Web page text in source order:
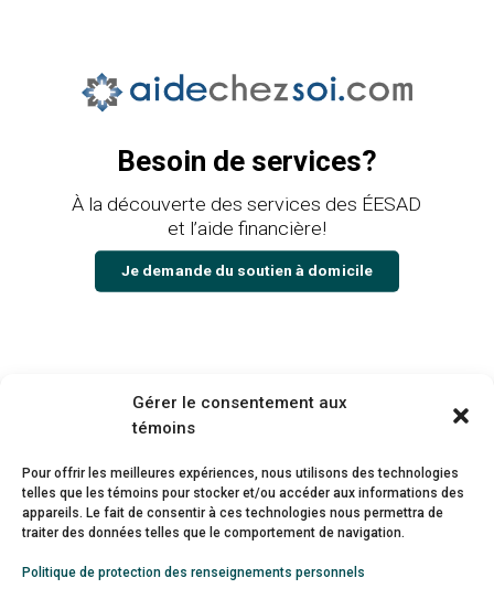
Gérer le consentement aux
témoins
Pour offrir les meilleures expériences, nous utilisons des technologies
telles que les témoins pour stocker et/ou accéder aux informations des
appareils. Le fait de consentir à ces technologies nous permettra de
traiter des données telles que le comportement de navigation.
Politique de protection des renseignements personnels
Besoin de services?
À la découverte des services des ÉESAD
et l’aide financière!
Je demande du soutien à domicile
#AccélérezLeVirage
J’appuie les solutions proposées par le
virage majeur vers le soutien à domicile.